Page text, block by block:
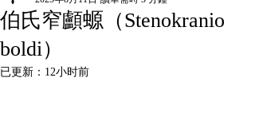
伯氏窄顱螈（Stenokranio
boldi）
已更新： 12小时前